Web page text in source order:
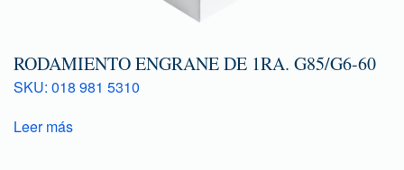
RODAMIENTO ENGRANE DE 1RA. G85/G6-60
SKU: 018 981 5310
Leer más